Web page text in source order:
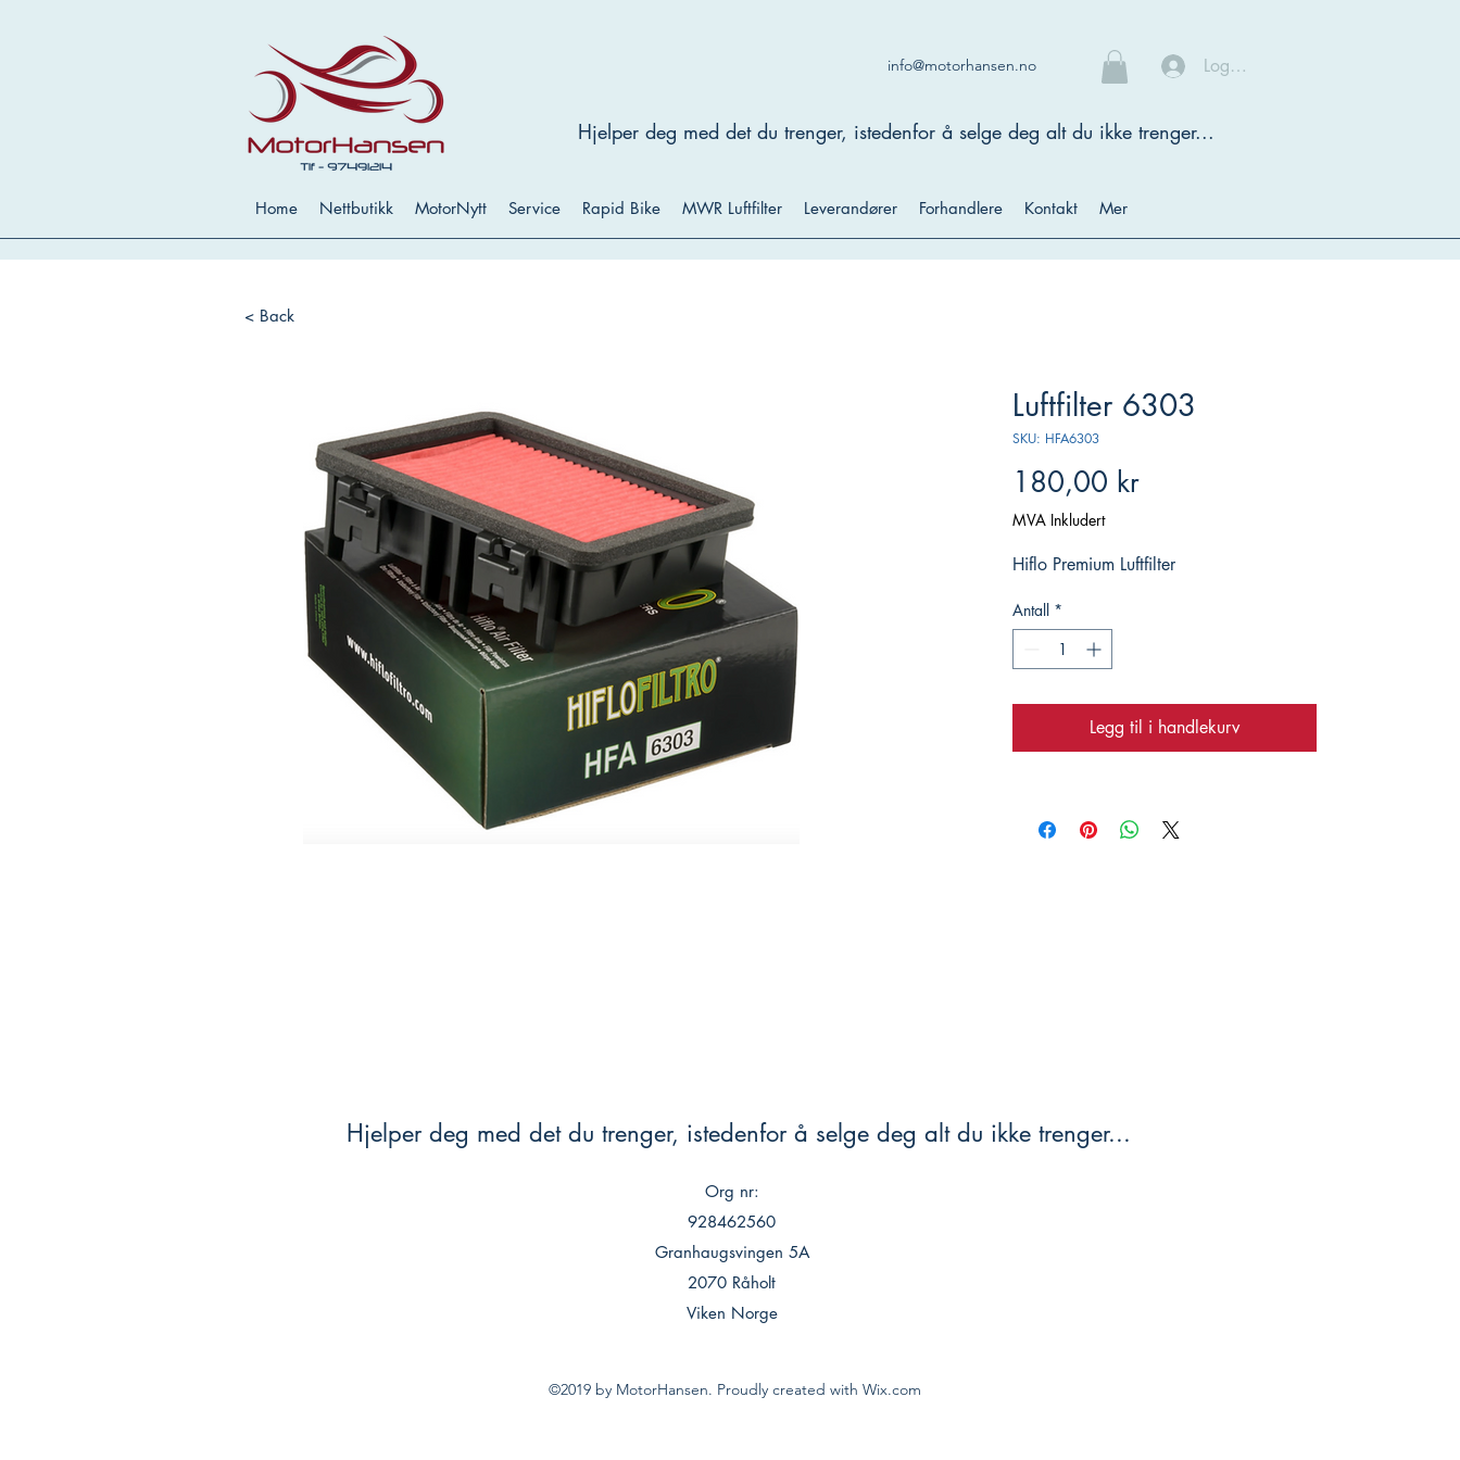
info@motorhansen.no Logg inn
Hjelper deg med det du trenger, istedenfor å selge deg alt du ikke trenger...
Home Nettbutikk MotorNytt Service Rapid Bike MWR Luftfilter Leverandører Forhandlere Kontakt Mer
< Back
Luftfilter 6303
SKU: HFA6303
180,00 krPris
MVA Inkludert
Hiflo Premium Luftfilter
Antall *
Legg til i handlekurv
Hjelper deg med det du trenger, istedenfor å selge deg alt du ikke trenger...
Org nr:
928462560
Granhaugsvingen 5A
2070 Råholt
Viken Norge
©2019 by MotorHansen. Proudly created with Wix.com